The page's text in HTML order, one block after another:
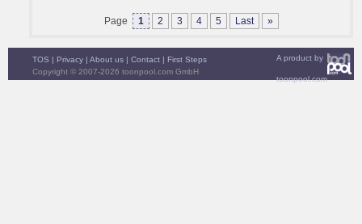
Page 1 2 3 4 5 Last »
A product by
toonpool.com
TOS | Privacy | About us | Contact | First Steps
Copyright © 2007-2026 toonpool.com GmbH